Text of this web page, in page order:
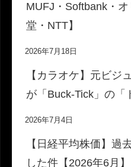
MUFJ・Softbank・
堂・NTT】
2026年7月18日
【カラオケ】元ビジ
が「Buck-Tick」の「
2026年7月4日
【日経平均株価】過
した件【2026年6月】